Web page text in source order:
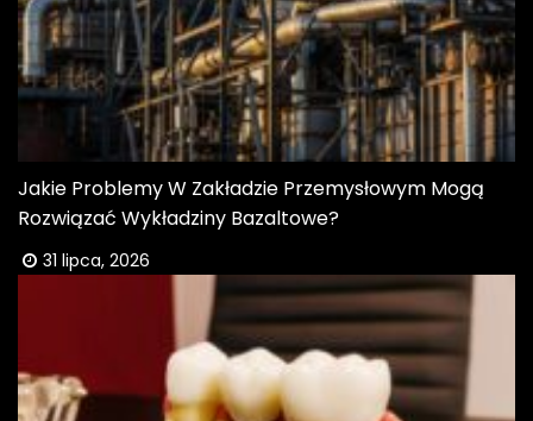
Jakie Problemy W Zakładzie Przemysłowym Mogą
Rozwiązać Wykładziny Bazaltowe?
31 lipca, 2026